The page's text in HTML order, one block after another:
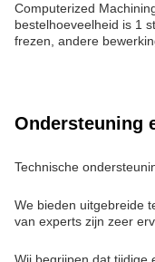
Computerized
bestelhoeveelheid is 1
frezen, andere
Ondersteuning
Technische
We bieden uitgebreide
van experts zijn zeer